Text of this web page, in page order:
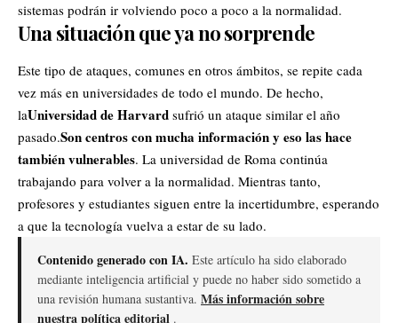
sistemas podrán ir volviendo poco a poco a la normalidad.
Una situación que ya no sorprende
Este tipo de ataques, comunes en otros ámbitos, se repite cada
vez más en universidades de todo el mundo. De hecho,
laUniversidad de Harvard sufrió un ataque similar el año
pasado.Son centros con mucha información y eso las hace
también vulnerables. La universidad de Roma continúa
trabajando para volver a la normalidad. Mientras tanto,
profesores y estudiantes siguen entre la incertidumbre, esperando
a que la tecnología vuelva a estar de su lado.
Contenido generado con IA. Este artículo ha sido elaborado
mediante inteligencia artificial y puede no haber sido sometido a
una revisión humana sustantiva. Más información sobre
nuestra política editorial .